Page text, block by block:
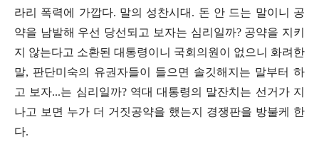
라리 폭력에 가깝다. 말의 성찬시대. 돈 안 드는 말이니 공
약을 남발해 우선 당선되고 보자는 심리일까? 공약을 지키
지 않는다고 소환된 대통령이니 국회의원이 없으니 화려한
말, 판단미숙의 유권자들이 들으면 솔깃해지는 말부터 하
고 보자...는 심리일까? 역대 대통령의 말잔치는 선거가 지
나고 보면 누가 더 거짓공약을 했는지 경쟁판을 방불케 한
다.